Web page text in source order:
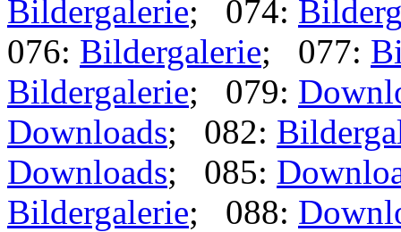
Bildergalerie; 074:
076: Bildergalerie; 077:
Bildergalerie; 079:
Downloads; 082:
Downloads; 085:
Bildergalerie; 088: